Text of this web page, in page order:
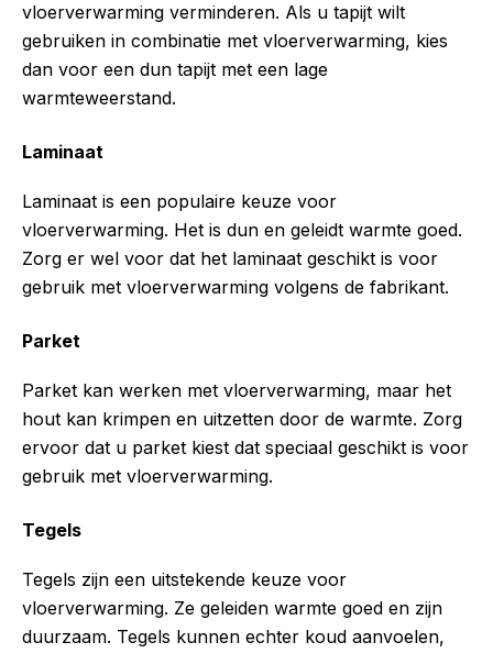
vloerverwarming verminderen. Als u tapijt wilt
gebruiken in combinatie met vloerverwarming, kies
dan voor een dun tapijt met een lage
warmteweerstand.
Laminaat
Laminaat is een populaire keuze voor
vloerverwarming. Het is dun en geleidt warmte goed.
Zorg er wel voor dat het laminaat geschikt is voor
gebruik met vloerverwarming volgens de fabrikant.
Parket
Parket kan werken met vloerverwarming, maar het
hout kan krimpen en uitzetten door de warmte. Zorg
ervoor dat u parket kiest dat speciaal geschikt is voor
gebruik met vloerverwarming.
Tegels
Tegels zijn een uitstekende keuze voor
vloerverwarming. Ze geleiden warmte goed en zijn
duurzaam. Tegels kunnen echter koud aanvoelen,